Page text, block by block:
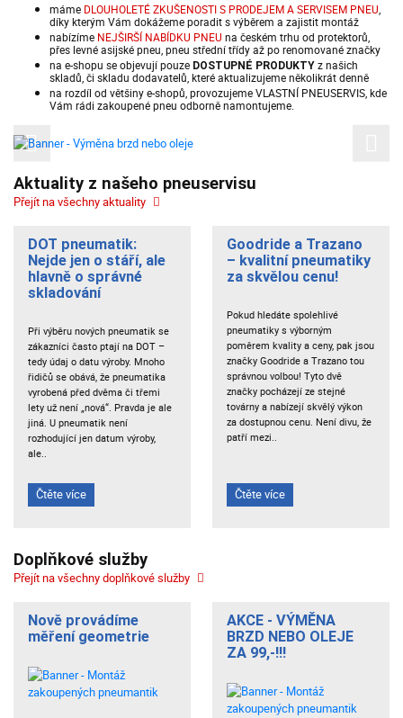
máme DLOUHOLETÉ ZKUŠENOSTI S PRODEJEM A SERVISEM PNEU,
díky kterým Vám dokážeme poradit s výběrem a zajistit montáž
nabízíme NEJŠIRŠÍ NABÍDKU PNEU na českém trhu od protektorů,
přes levné asijské pneu, pneu střední třídy až po renomované značky
na e-shopu se objevují pouze DOSTUPNÉ PRODUKTY z našich
skladů, či skladu dodavatelů, které aktualizujeme několikrát denně
na rozdíl od většiny e-shopů, provozujeme VLASTNÍ PNEUSERVIS, kde
Vám rádi zakoupené pneu odborně namontujeme.
Previous
Aktuality z našeho pneuservisu
Přejít na všechny aktuality
DOT pneumatik:
Nejde jen o stáří, ale
hlavně o správné
skladování
Při výběru nových pneumatik se
zákazníci často ptají na DOT –
tedy údaj o datu výroby. Mnoho
řidičů se obává, že pneumatika
vyrobená před dvěma či třemi
lety už není „nová“. Pravda je ale
jiná. U pneumatik není
rozhodující jen datum výroby,
ale..
Čtěte více
Goodride a Trazano
– kvalitní pneumatiky
za skvělou cenu!
Pokud hledáte spolehlivé
pneumatiky s výborným
poměrem kvality a ceny, pak jsou
značky Goodride a Trazano tou
správnou volbou! Tyto dvě
značky pocházejí ze stejné
továrny a nabízejí skvělý výkon
za dostupnou cenu. Není divu, že
patří mezi..
Čtěte více
Doplňkové služby
Přejít na všechny doplňkové služby
Nově provádíme
měření geometrie
AKCE - VÝMĚNA
BRZD NEBO OLEJE
ZA 99,-!!!